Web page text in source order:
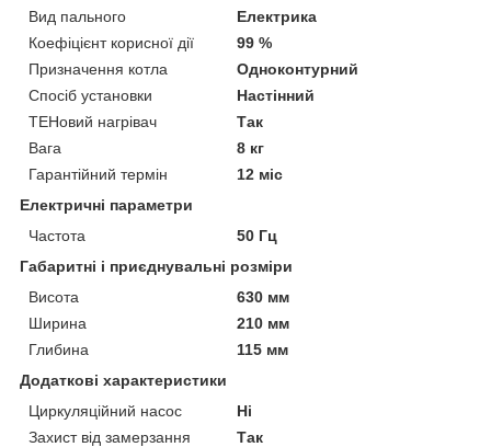
Вид пального
Електрика
Коефіцієнт корисної дії
99 %
Призначення котла
Одноконтурний
Спосіб установки
Настінний
ТЕНовий нагрівач
Так
Вага
8 кг
Гарантійний термін
12 міс
Електричні параметри
Частота
50 Гц
Габаритні і приєднувальні розміри
Висота
630 мм
Ширина
210 мм
Глибина
115 мм
Додаткові характеристики
Циркуляційний насос
Ні
Захист від замерзання
Так